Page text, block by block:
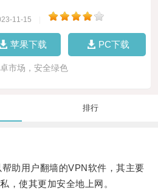
11-15
苹果下载 PC下载
市场，安全绿色
排行
用户翻墙的VPN软件，其主要
，使其更加安全地上网。